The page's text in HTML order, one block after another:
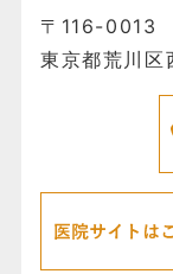
〒116-0013
東京都荒川